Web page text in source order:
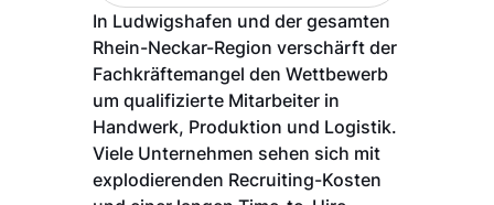
In Ludwigshafen und der gesamten
Rhein-Neckar-Region verschärft der
Fachkräftemangel den Wettbewerb
um qualifizierte Mitarbeiter in
Handwerk, Produktion und Logistik.
Viele Unternehmen sehen sich mit
explodierenden Recruiting-Kosten